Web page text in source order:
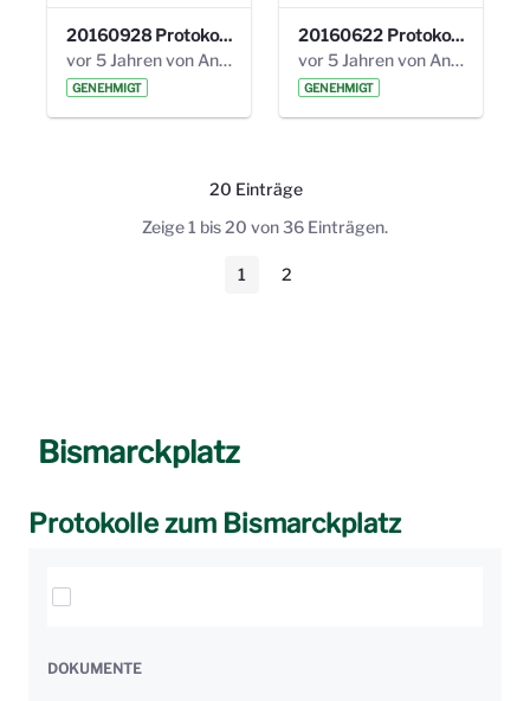
20160928 Protokoll 17. Steuerungskreis.pdf
vor 5 Jahren von Anni Schlumberger
GENEHMIGT
20160622 Protokoll 16. Steuerungskreis.pdf
vor 5 Jahren von Anni Schlumberger
GENEHMIGT
20 Einträge
Pro Seite
Zeige 1 bis 20 von 36 Einträgen.
Seite
1 Seite
2
Bismarckplatz
Protokolle zum Bismarckplatz
Elemente auswählen
DOKUMENTE